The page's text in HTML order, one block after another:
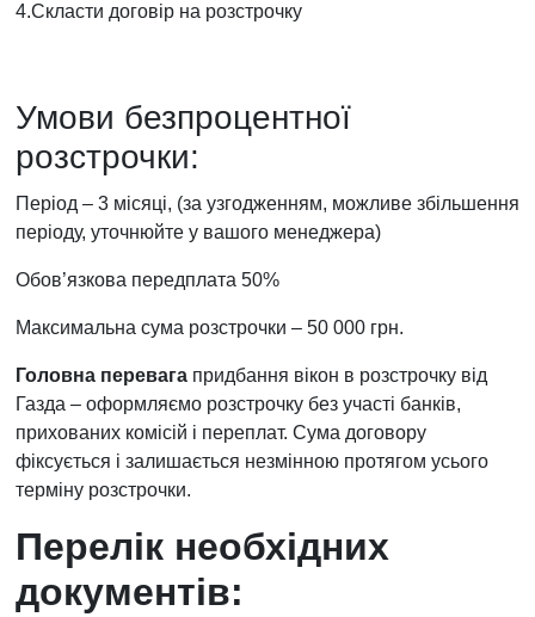
4.Скласти договір на розстрочку
Умови безпроцентної
розстрочки:
Період – 3 місяці, (за узгодженням, можливе збільшення
періоду, уточнюйте у вашого менеджера)
Обов’язкова передплата 50%
Максимальна сума розстрочки – 50 000 грн.
Головна перевага придбання вікон в розстрочку від
Газда – оформляємо розстрочку без участі банків,
прихованих комісій і переплат. Сума договору
фіксується і залишається незмінною протягом усього
терміну розстрочки.
Перелік необхідних
документів: